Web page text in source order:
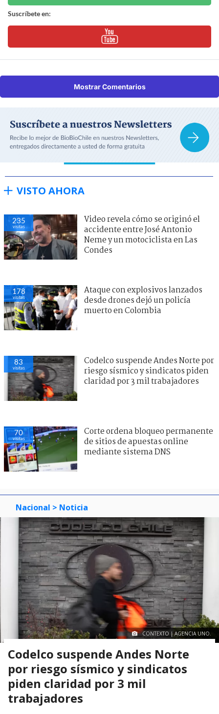
Suscríbete en:
Mostrar Comentarios
VISTO AHORA
235
visitas
Video revela cómo se originó el
accidente entre José Antonio
Neme y un motociclista en Las
Condes
178
visitas
Ataque con explosivos lanzados
desde drones dejó un policía
muerto en Colombia
83
visitas
Codelco suspende Andes Norte por
riesgo sísmico y sindicatos piden
claridad por 3 mil trabajadores
70
visitas
Corte ordena bloqueo permanente
de sitios de apuestas online
mediante sistema DNS
Nacional > Noticia
CONTEXTO | AGENCIA UNO.
Codelco suspende Andes Norte
por riesgo sísmico y sindicatos
piden claridad por 3 mil
trabajadores